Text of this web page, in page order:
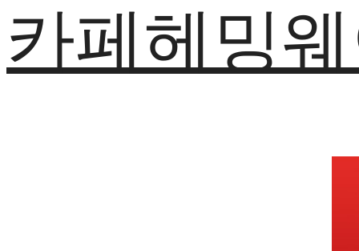
카페헤밍